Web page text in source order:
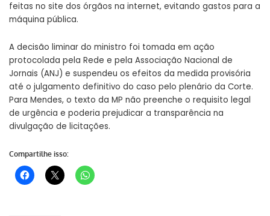
feitas no site dos órgãos na internet, evitando gastos para a
máquina pública.
A decisão liminar do ministro foi tomada em ação
protocolada pela Rede e pela Associação Nacional de
Jornais (ANJ) e suspendeu os efeitos da medida provisória
até o julgamento definitivo do caso pelo plenário da Corte.
Para Mendes, o texto da MP não preenche o requisito legal
de urgência e poderia prejudicar a transparência na
divulgação de licitações.
Compartilhe isso: